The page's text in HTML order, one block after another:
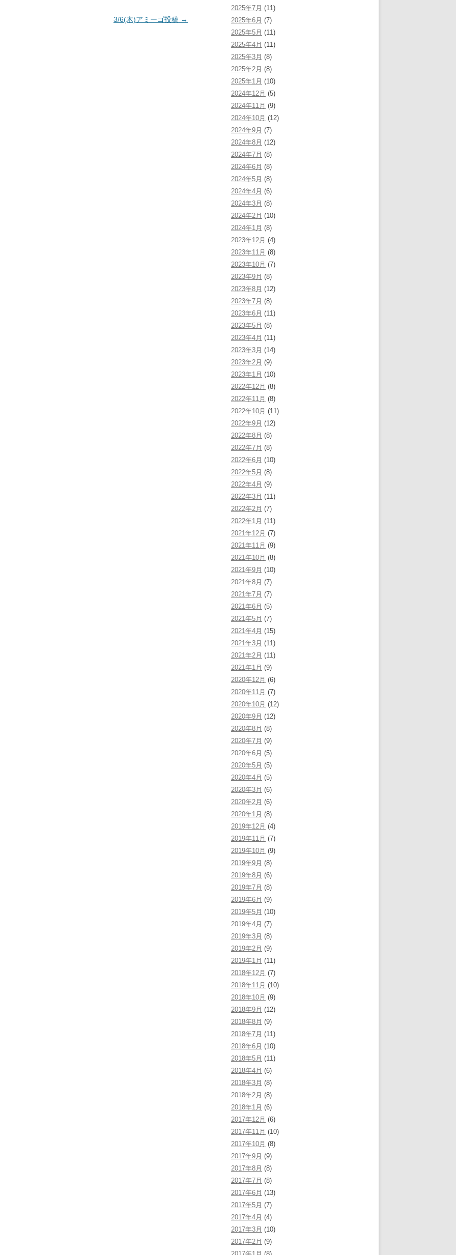
3/6(木)アミーゴ投稿 →
2025年7月 (11)
2025年6月 (7)
2025年5月 (11)
2025年4月 (11)
2025年3月 (8)
2025年2月 (8)
2025年1月 (10)
2024年12月 (5)
2024年11月 (9)
2024年10月 (12)
2024年9月 (7)
2024年8月 (12)
2024年7月 (8)
2024年6月 (8)
2024年5月 (8)
2024年4月 (6)
2024年3月 (8)
2024年2月 (10)
2024年1月 (8)
2023年12月 (4)
2023年11月 (8)
2023年10月 (7)
2023年9月 (8)
2023年8月 (12)
2023年7月 (8)
2023年6月 (11)
2023年5月 (8)
2023年4月 (11)
2023年3月 (14)
2023年2月 (9)
2023年1月 (10)
2022年12月 (8)
2022年11月 (8)
2022年10月 (11)
2022年9月 (12)
2022年8月 (8)
2022年7月 (8)
2022年6月 (10)
2022年5月 (8)
2022年4月 (9)
2022年3月 (11)
2022年2月 (7)
2022年1月 (11)
2021年12月 (7)
2021年11月 (9)
2021年10月 (8)
2021年9月 (10)
2021年8月 (7)
2021年7月 (7)
2021年6月 (5)
2021年5月 (7)
2021年4月 (15)
2021年3月 (11)
2021年2月 (11)
2021年1月 (9)
2020年12月 (6)
2020年11月 (7)
2020年10月 (12)
2020年9月 (12)
2020年8月 (8)
2020年7月 (9)
2020年6月 (5)
2020年5月 (5)
2020年4月 (5)
2020年3月 (6)
2020年2月 (6)
2020年1月 (8)
2019年12月 (4)
2019年11月 (7)
2019年10月 (9)
2019年9月 (8)
2019年8月 (6)
2019年7月 (8)
2019年6月 (9)
2019年5月 (10)
2019年4月 (7)
2019年3月 (8)
2019年2月 (9)
2019年1月 (11)
2018年12月 (7)
2018年11月 (10)
2018年10月 (9)
2018年9月 (12)
2018年8月 (9)
2018年7月 (11)
2018年6月 (10)
2018年5月 (11)
2018年4月 (6)
2018年3月 (8)
2018年2月 (8)
2018年1月 (6)
2017年12月 (6)
2017年11月 (10)
2017年10月 (8)
2017年9月 (9)
2017年8月 (8)
2017年7月 (8)
2017年6月 (13)
2017年5月 (7)
2017年4月 (4)
2017年3月 (10)
2017年2月 (9)